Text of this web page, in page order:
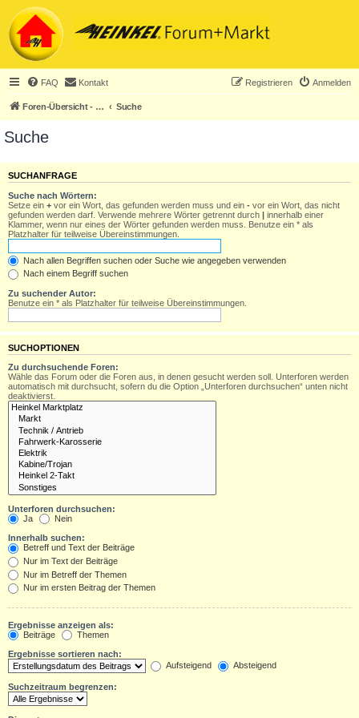
FAQ Kontakt Anmelden
Registrieren
Foren-Übersicht - ACHTUNG! Neuregistrierung nur noch für Heinkel-Club-Mitglieder! Suche
Suche
SUCHANFRAGE
Suche nach Wörtern:
Setze ein + vor ein Wort, das gefunden werden muss und ein - vor ein Wort, das nicht
gefunden werden darf. Verwende mehrere Wörter getrennt durch | innerhalb einer
Klammer, wenn nur eines der Wörter gefunden werden muss. Benutze ein * als
Platzhalter für teilweise Übereinstimmungen.
Nach allen Begriffen suchen oder Suche wie angegeben verwenden
Nach einem Begriff suchen
Zu suchender Autor:
Benutze ein * als Platzhalter für teilweise Übereinstimmungen.
SUCHOPTIONEN
Zu durchsuchende Foren:
Wähle das Forum oder die Foren aus, in denen gesucht werden soll. Unterforen werden
automatisch mit durchsucht, sofern du die Option „Unterforen durchsuchen“ unten nicht
deaktivierst.
Unterforen durchsuchen:
Ja
Nein
Innerhalb suchen:
Betreff und Text der Beiträge
Nur im Text der Beiträge
Nur im Betreff der Themen
Nur im ersten Beitrag der Themen
Ergebnisse anzeigen als:
Beiträge
Themen
Ergebnisse sortieren nach:
Aufsteigend
Absteigend
Suchzeitraum begrenzen: